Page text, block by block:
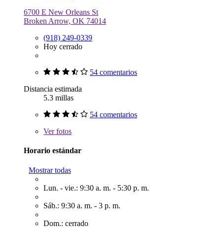
6700 E New Orleans St
Broken Arrow, OK 74014
(918) 249-0339
Hoy cerrado
54 comentarios
Distancia estimada
5.3 millas
54 comentarios
Verfotos
Horario estándar
Mostrar todas
Lun. - vie.: 9:30 a. m. - 5:30 p. m.
Sáb.: 9:30 a. m. - 3 p. m.
Dom.: cerrado